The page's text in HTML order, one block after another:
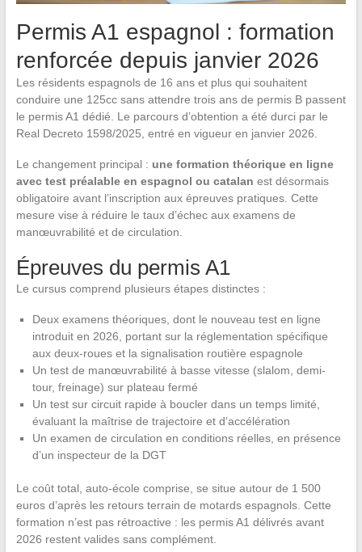
Permis A1 espagnol : formation
renforcée depuis janvier 2026
Les résidents espagnols de 16 ans et plus qui souhaitent
conduire une 125cc sans attendre trois ans de permis B passent
le permis A1 dédié. Le parcours d’obtention a été durci par le
Real Decreto 1598/2025, entré en vigueur en janvier 2026.
Le changement principal : une formation théorique en ligne
avec test préalable en espagnol ou catalan est désormais
obligatoire avant l’inscription aux épreuves pratiques. Cette
mesure vise à réduire le taux d’échec aux examens de
manœuvrabilité et de circulation.
Épreuves du permis A1
Le cursus comprend plusieurs étapes distinctes :
Deux examens théoriques, dont le nouveau test en ligne
introduit en 2026, portant sur la réglementation spécifique
aux deux-roues et la signalisation routière espagnole
Un test de manœuvrabilité à basse vitesse (slalom, demi-
tour, freinage) sur plateau fermé
Un test sur circuit rapide à boucler dans un temps limité,
évaluant la maîtrise de trajectoire et d’accélération
Un examen de circulation en conditions réelles, en présence
d’un inspecteur de la DGT
Le coût total, auto-école comprise, se situe autour de 1 500
euros d’après les retours terrain de motards espagnols. Cette
formation n’est pas rétroactive : les permis A1 délivrés avant
2026 restent valides sans complément.